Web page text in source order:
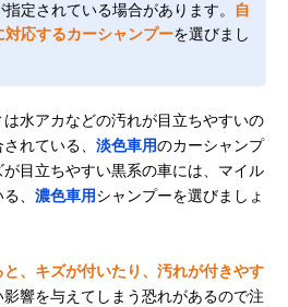
定されている場合があります。
自
応するカーシャンプーを選びまし
水アカなどの汚れが目立ちやすいの
れている、 淡色車用のカーシャンプ
目立ちやすい黒系の車には、マイル
、 濃色車用シャンプーを選びましょ
、キズが付いたり、汚れが付きやす
影響を与えてしまう恐れがあるので注